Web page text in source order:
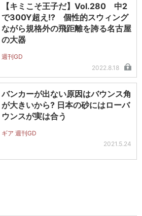
【キミこそ王子だ】Vol.280 中2
で300Y超え!? 個性的スウィング
ながら規格外の飛距離を誇る名古屋
の大器
週刊GD
2022.8.18
バンカーが出ない原因はバウンス角
が大きいから? 日本の砂にはローバ
ウンスが実は合う
ギア 週刊GD
2021.5.24